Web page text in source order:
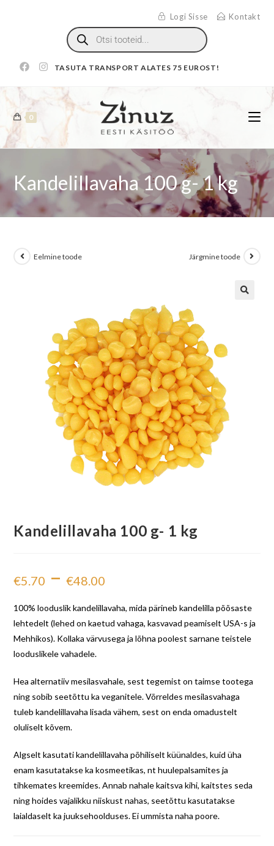
Logi Sisse Kontakt
TASUTA TRANSPORT ALATES 75 EUROST!
0
Kandelillavaha 100 g- 1 kg
Eelmine toode Järgmine toode
Kandelillavaha 100 g- 1 kg
€5.70 – €48.00
100% looduslik kandelillavaha, mida pärineb kandelilla põõsaste
lehtedelt (lehed on kaetud vahaga, kasvavad peamiselt USA-s ja
Mehhikos). Kollaka värvusega ja lõhna poolest sarnane teistele
looduslikele vahadele.
Hea alternatiiv mesilasvahale, sest tegemist on taimse tootega
ning sobib seetõttu ka veganitele. Võrreldes mesilasvahaga
tuleb kandelillavaha lisada vähem, sest on enda omadustelt
oluliselt kõvem.
Algselt kasutati kandelillavaha põhiliselt küünaldes, kuid üha
enam kasutatakse ka kosmeetikas, nt huulepalsamites ja
tihkemates kreemides. Annab nahale kaitsva kihi, kaitstes seda
ning hoides vajalikku niiskust nahas, seetõttu kasutatakse
laialdaselt ka juuksehoolduses. Ei ummista naha poore.